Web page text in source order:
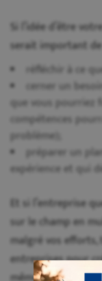
Si l’idée d’être
serait important de :
réfléchir à ce
cerner un
que vous pourriez
compétences
problème);
préparer un
expérience et qui
Et si l’entreprise
sur le champ en
malgré vos
entreprises pour